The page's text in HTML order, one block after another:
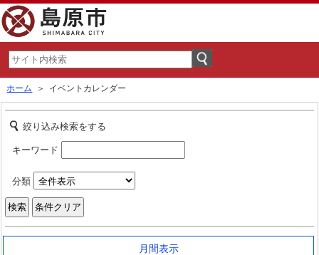
ホーム ＞ イベントカレンダー
絞り込み検索をする
キーワード
分類
月間表示